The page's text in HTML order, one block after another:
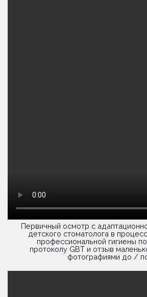
Первичный осмотр с
детского стоматолога в
профессиональной гигиены
протоколу GBT и отзыв
фотографиями до /